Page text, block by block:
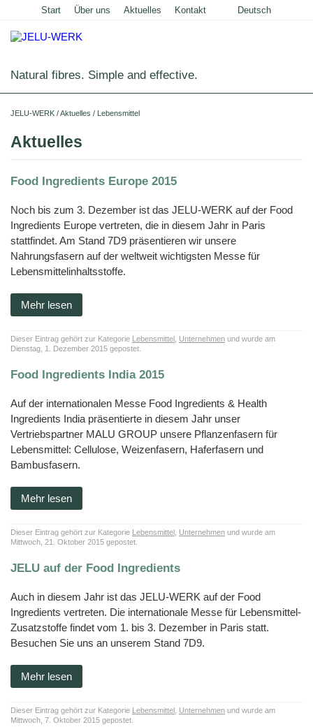
Start Über uns Aktuelles
Kontakt
Deutsch
Natural fibres. Simple and effective.
Lebensmittel
Übersicht
Anwendungen
Getreideprodukte
Fleisch
und
Teigwaren
Tiefkühlprodukte
Instantprodukte
Gewürze
Produkte
PF
–
Cellulose
JELUCEL®
BF
JELUCEL®
Weizenfaser
OF
–
Haferfaser
Haus- und Nutztiere
Anwendungen
Futtermittel
Schweine
Geflügel
Pferde
Heimtiernahrung
Katzenstreu
Kleintiere
Geflügelzucht
Produkte
Futtermittel
und
JELUVET®
Lignocellulose
Tiereinstreu
COSYPET®
JELUDRY®
Anwendungen
Bauchemie
und
Putz
Filterhilfsmittel
Plastic-
Composite
Reinigungsmittel
Samenherstellung
Schweißelektroden
Produkte
Cellulose
T1
JELUCEL
JELUCEL
JELUXYL
JELUXYL
JELUXYL
WEHO
Sonstige
Über uns
Unternehmensgeschichte
Karriere
Herstellung
Vertriebspartner
Anfahrt
Impressum
Datenschutzerklärung
Shop
JELU-WERK /Aktuelles / Lebensmittel
Aktuelles
Food Ingredients Europe 2015
Noch bis zum 3. Dezember ist das JELU-WERK auf der Food
Ingredients Europe vertreten, die in diesem Jahr in Paris
stattfindet. Am Stand 7D9 präsentieren wir unsere
Nahrungsfasern auf der weltweit wichtigsten Messe für
Lebensmittelinhaltsstoffe.
Mehr lesen
Dieser Eintrag gehört zur Kategorie Lebensmittel Unternehmen und wurde am
Dienstag, 1. Dezember 2015 gepostet.
Food Ingredients India 2015
Auf der internationalen Messe Food Ingredients & Health
Ingredients India präsentierte in diesem Jahr unser
Vertriebspartner MALU GROUP unsere Pflanzenfasern für
Lebensmittel: Cellulose, Weizenfasern, Haferfasern und
Bambusfasern.
Mehr lesen
Dieser Eintrag gehört zur Kategorie Lebensmittel Unternehmen und wurde am
Mittwoch, 21. Oktober 2015 gepostet.
JELU auf der Food Ingredients
Auch in diesem Jahr ist das JELU-WERK auf der Food
Ingredients vertreten. Die internationale Messe für Lebensmittel-
Zusatzstoffe findet vom 1. bis 3. Dezember in Paris statt.
Besuchen Sie uns an unserem Stand 7D9.
Mehr lesen
Dieser Eintrag gehört zur Kategorie Lebensmittel Unternehmen und wurde am
Mittwoch, 7. Oktober 2015 gepostet.